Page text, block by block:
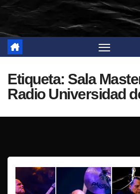
Etiqueta: Sala
Radio Universidad